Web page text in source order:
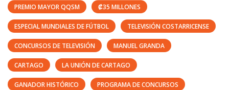
PREMIO MAYOR QQSM ₡35 MILLONES
ESPECIAL MUNDIALES DE FÚTBOL TELEVISIÓN COSTARRICENSE
CONCURSOS DE TELEVISIÓN MANUEL GRANDA
CARTAGO LA UNIÓN DE CARTAGO
GANADOR HISTÓRICO PROGRAMA DE CONCURSOS